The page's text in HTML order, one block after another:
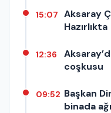
15:07
Aksaray
Hazırlıkta
12:36
coşkusu
09:52 Başkan
binada